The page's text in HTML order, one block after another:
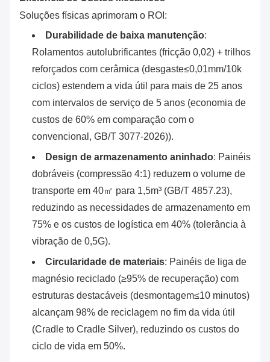
Soluções físicas aprimoram o ROI:
Durabilidade de baixa manutenção‌:
Rolamentos autolubrificantes (fricção 0,02) + trilhos
reforçados com cerâmica (desgaste≤0,01mm/10k
ciclos) estendem a vida útil para mais de 25 anos
com intervalos de serviço de 5 anos (economia de
custos de 60% em comparação com o
convencional, GB/T 3077-2026)).
Design de armazenamento aninhado‌: Painéis
dobráveis (compressão 4:1) reduzem o volume de
transporte em 40㎡ para 1,5m³ (GB/T 4857.23),
reduzindo as necessidades de armazenamento em
75% e os custos de logística em 40% (tolerância à
vibração de 0,5G).
Circularidade de materiais‌: Painéis de liga de
magnésio reciclado (≥95% de recuperação) com
estruturas destacáveis (desmontagem≤10 minutos)
alcançam 98% de reciclagem no fim da vida útil
(Cradle to Cradle Silver), reduzindo os custos do
ciclo de vida em 50%.